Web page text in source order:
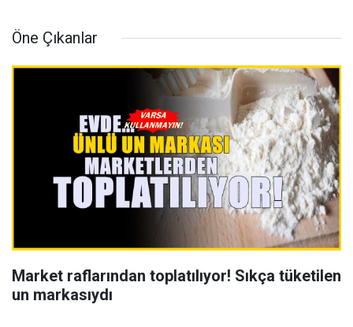
Öne Çıkanlar
Market raflarından toplatılıyor! Sıkça tüketilen
un markasıydı